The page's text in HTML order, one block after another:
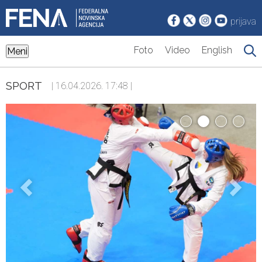
prijava
Meni Foto Video English
SPORT | 16.04.2026. 17:48 |